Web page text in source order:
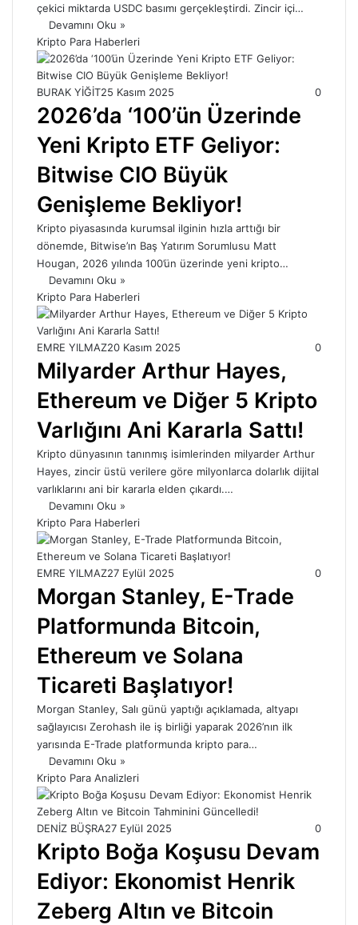
çekici miktarda USDC basımı gerçekleştirdi. Zincir içi…
Devamını Oku »
Kripto Para Haberleri
BURAK YİĞİT25 Kasım 2025 0
2026’da ‘100’ün Üzerinde
Yeni Kripto ETF Geliyor:
Bitwise CIO Büyük
Genişleme Bekliyor!
Kripto piyasasında kurumsal ilginin hızla arttığı bir
dönemde, Bitwise’ın Baş Yatırım Sorumlusu Matt
Hougan, 2026 yılında 100’ün üzerinde yeni kripto…
Devamını Oku »
Kripto Para Haberleri
EMRE YILMAZ20 Kasım 2025 0
Milyarder Arthur Hayes,
Ethereum ve Diğer 5 Kripto
Varlığını Ani Kararla Sattı!
Kripto dünyasının tanınmış isimlerinden milyarder Arthur
Hayes, zincir üstü verilere göre milyonlarca dolarlık dijital
varlıklarını ani bir kararla elden çıkardı.…
Devamını Oku »
Kripto Para Haberleri
EMRE YILMAZ27 Eylül 2025 0
Morgan Stanley, E-Trade
Platformunda Bitcoin,
Ethereum ve Solana
Ticareti Başlatıyor!
Morgan Stanley, Salı günü yaptığı açıklamada, altyapı
sağlayıcısı Zerohash ile iş birliği yaparak 2026’nın ilk
yarısında E-Trade platformunda kripto para…
Devamını Oku »
Kripto Para Analizleri
DENİZ BÜŞRA27 Eylül 2025 0
Kripto Boğa Koşusu Devam
Ediyor: Ekonomist Henrik
Zeberg Altın ve Bitcoin